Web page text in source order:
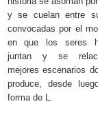
y se cuelan entre
convocadas por el
en que los seres
juntan y se
mejores escenarios
produce, desde
forma de L.